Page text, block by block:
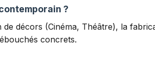
?
décors (Cinéma, Théâtre), la
concrets.